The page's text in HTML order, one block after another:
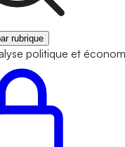
rubrique
politique et